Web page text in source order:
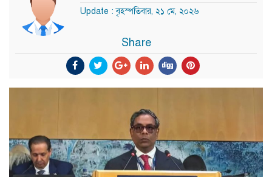
Update : বৃহস্পতিবার, ২১ মে, ২০২৬
Share